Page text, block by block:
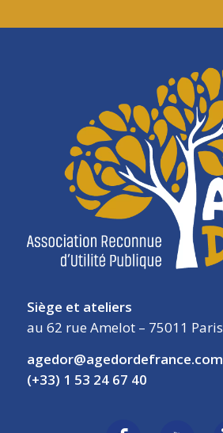
Siège et ateliers
au 62 rue Amelot – 75011 Paris
agedor@agedordefrance.com
(+33) 1 53 24 67 40